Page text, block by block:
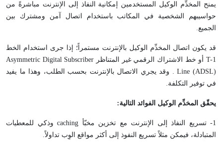
يمنح المخدِّم الوكيل المستخدمين إمكانية النفاذ إلى الإنترنت مباشرةً من
حواسيبهم الشخصية في المكاتب باستخدام اتصال آمن ومشترك بين
الجميع.
قد يكون اتصال المخدِّم الوكيل بالإنترنت مستمراً؛ إذا جرى استخدام الخط
T-1 أو خط الاشتراك الرقمي غير المتناظر Asymmetric Digital Subscriber
Line (ADSL) . وقد يجري الاتصال بالإنترنت بحسب الطلب، وهذا ما يفيد
في توفير التكلفة.
يحقّق المخدِّم الوكيل الفوائد التالية:
1- تسريع النفاذ إلى الإنترنت مع تخزين مخبّأ caching وذكي للمعطيات
المتبادلة، فيمكن مثلاً تسريع النفوذ إلى أكثر مواقع الوِب تداولاً.